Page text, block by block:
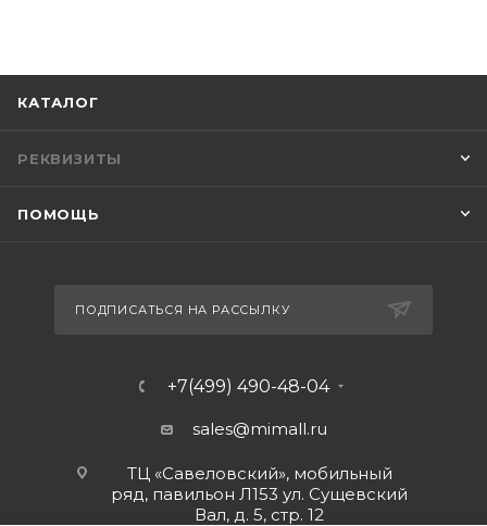
КАТАЛОГ
РЕКВИЗИТЫ
ПОМОЩЬ
ПОДПИСАТЬСЯ НА РАССЫЛКУ
+7(499) 490-48-04
sales@mimall.ru
ТЦ «Савеловский», мобильный
ряд, павильон Л153 ул. Сущевский
Вал, д. 5, стр. 12